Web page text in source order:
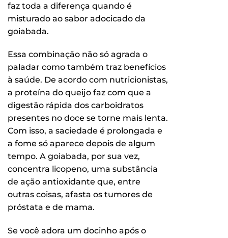
faz toda a diferença quando é
misturado ao sabor adocicado da
goiabada.
Essa combinação não só agrada o
paladar como também traz benefícios
à saúde. De acordo com nutricionistas,
a proteína do queijo faz com que a
digestão rápida dos carboidratos
presentes no doce se torne mais lenta.
Com isso, a saciedade é prolongada e
a fome só aparece depois de algum
tempo. A goiabada, por sua vez,
concentra licopeno, uma substância
de ação antioxidante que, entre
outras coisas, afasta os tumores de
próstata e de mama.
Se você adora um docinho após o